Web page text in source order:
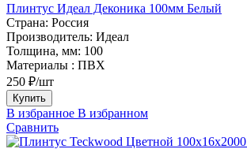
Плинтус Идеал Деконика 100мм Белый
Страна: Россия
Производитель: Идеал
Толщина, мм: 100
Материалы : ПВХ
250 ₽/шт
Купить
В избранное В избранном
Сравнить